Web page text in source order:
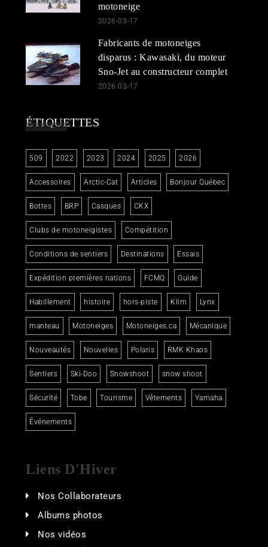
motoneige
2026-03-17
Fabricants de motoneiges
disparus : Kawasaki, du moteur
Sno-Jet au constructeur complet
2026-03-17
ÉTIQUETTES
509 2022 2023 2024 2025 2026
Accessoires Arctic-Cat Articles Bonjour Québec
Bottes BRP Casques CKX
Clubs de motoneigistes Compétition
Conditions de sentiers Destinations Essais
Expédition premières nations FCMQ Guide
Habillement histoire hors-piste Klim Lynx
manteau Motoneiges Motoneiges.ca Mécanique
Nouveautés Nouvelles Polaris RMK Khaos
Sentiers Ski-Doo Snowshoot snow shoot
Sécurité Tobe Tourisme Vêtements Yamaha
Événements
Liens D'Hiver
Nos Collaborateurs
Albums photos
Nos vidéos